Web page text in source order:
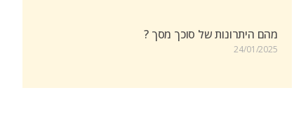
מהם היתרונות של סוכך מסך ?
24/01/2025